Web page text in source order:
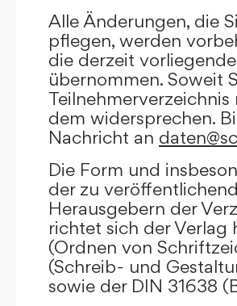
Alle Änderungen, die
pflegen, werden
die derzeit
übernommen. Soweit
dem widersprechen.
Nachricht an
Die Form und
der zu
Herausgebern der
richtet sich der Verlag
(Ordnen von
(Schreib- und
sowie der DIN 31638